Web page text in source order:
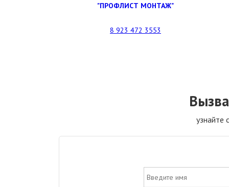
"ПРОФЛИСТ МОНТАЖ"
8 923 472 3553
узнайте